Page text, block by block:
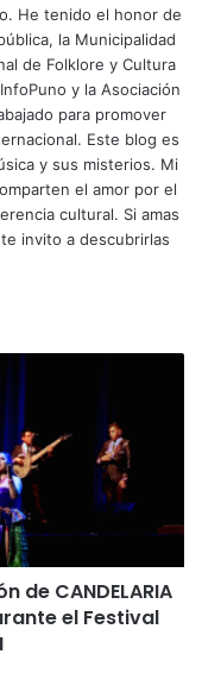
He tenido el honor de
la Municipalidad
de Folklore y Cultura
y la Asociación
para promover
Este blog es
y sus misterios. Mi
el amor por el
cultural. Si amas
invito a descubrirlas
de CANDELARIA
el Festival